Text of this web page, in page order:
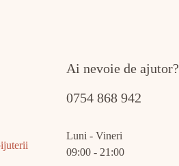
Ai nevoie de ajutor?
0754 868 942
Luni - Vineri
09:00 - 21:00